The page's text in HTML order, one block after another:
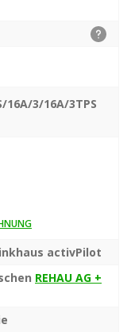
16A/3/16A/3TPS
activPilot
REHAU AG +